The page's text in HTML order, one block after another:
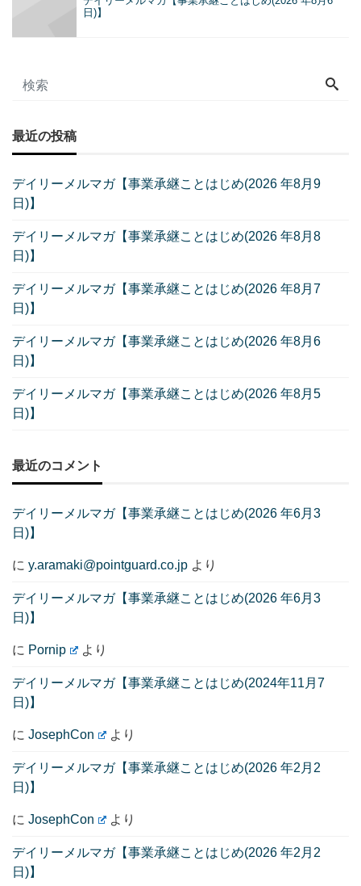
日)】
最近の投稿
デイリーメルマガ【事業承継ことはじめ(2026 年8月9
日)】
デイリーメルマガ【事業承継ことはじめ(2026 年8月8
日)】
デイリーメルマガ【事業承継ことはじめ(2026 年8月7
日)】
デイリーメルマガ【事業承継ことはじめ(2026 年8月6
日)】
デイリーメルマガ【事業承継ことはじめ(2026 年8月5
日)】
最近のコメント
デイリーメルマガ【事業承継ことはじめ(2026 年6月3
日)】
に y.aramaki@pointguard.co.jp より
デイリーメルマガ【事業承継ことはじめ(2026 年6月3
日)】
に Pornip より
デイリーメルマガ【事業承継ことはじめ(2024年11月7
日)】
に JosephCon より
デイリーメルマガ【事業承継ことはじめ(2026 年2月2
日)】
に JosephCon より
デイリーメルマガ【事業承継ことはじめ(2026 年2月2
日)】